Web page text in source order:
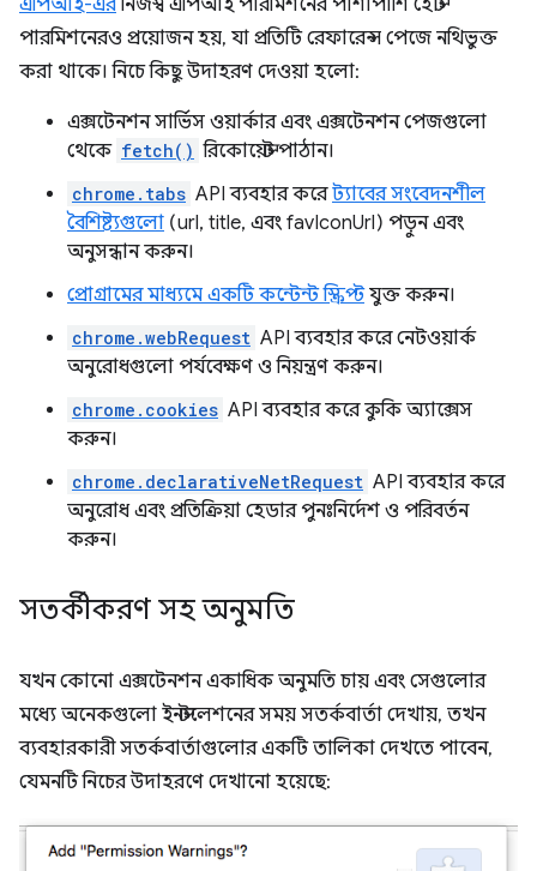
এপিআই-এর নিজস্ব এপিআই পারমিশনের পাশাপাশি হোস্ট
পারমিশনেরও প্রয়োজন হয়, যা প্রতিটি রেফারেন্স পেজে নথিভুক্ত
করা থাকে। নিচে কিছু উদাহরণ দেওয়া হলো:
এক্সটেনশন সার্ভিস ওয়ার্কার এবং এক্সটেনশন পেজগুলো
থেকে fetch() রিকোয়েস্ট পাঠান।
chrome.tabs API ব্যবহার করেট্যাবের সংবেদনশীল
বৈশিষ্ট্যগুলো (url, title, এবং favIconUrl) পড়ুন এবং
অনুসন্ধান করুন।
প্রোগ্রামের মাধ্যমে একটি কন্টেন্ট স্ক্রিপ্টযুক্ত করুন।
chrome.webRequest API ব্যবহার করে নেটওয়ার্ক
অনুরোধগুলো পর্যবেক্ষণ ও নিয়ন্ত্রণ করুন।
chrome.cookies API ব্যবহার করে কুকি অ্যাক্সেস
করুন।
chrome.declarativeNetRequest API ব্যবহার করে
অনুরোধ এবং প্রতিক্রিয়া হেডার পুনঃনির্দেশ ও পরিবর্তন
করুন।
সতর্কীকরণ সহ অনুমতি
যখন কোনো এক্সটেনশন একাধিক অনুমতি চায় এবং সেগুলোর
মধ্যে অনেকগুলো ইনস্টলেশনের সময় সতর্কবার্তা দেখায়, তখন
ব্যবহারকারী সতর্কবার্তাগুলোর একটি তালিকা দেখতে পাবেন,
যেমনটি নিচের উদাহরণে দেখানো হয়েছে: